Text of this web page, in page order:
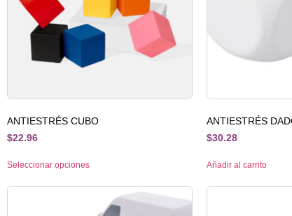
ANTIESTRÉS CUBO
$22.96
Seleccionar opciones
ANTIESTRÉS
$30.28
Añadir al carrito